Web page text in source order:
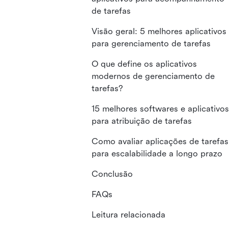
de tarefas
Visão geral: 5 melhores aplicativos
para gerenciamento de tarefas
O que define os aplicativos
modernos de gerenciamento de
tarefas?
15 melhores softwares e aplicativos
para atribuição de tarefas
Como avaliar aplicações de tarefas
para escalabilidade a longo prazo
Conclusão
FAQs
Leitura relacionada